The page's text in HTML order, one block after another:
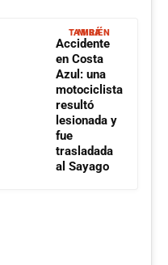
MIRÁ TAMBIÉN
Accidente
en Costa
Azul: una
motociclista
resultó
lesionada y
fue
trasladada
al Sayago